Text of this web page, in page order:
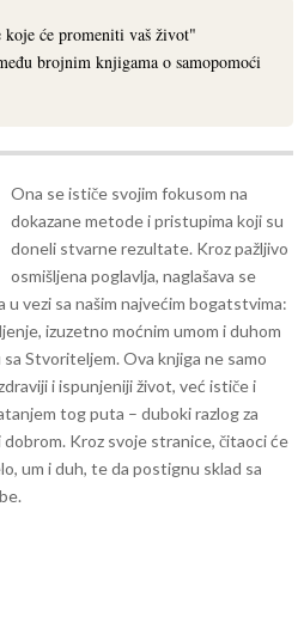
će promeniti vaš život"
brojnim knjigama o samopomoći
Ona se ističe svojim fokusom na
dokazane metode i pristupima koji su
doneli stvarne rezultate. Kroz pažljivo
osmišljena poglavlja, naglašava se
u vezi sa našim najvećim bogatstvima:
izuzetno moćnim umom i duhom
Stvoriteljem. Ova knjiga ne samo
i ispunjeniji život, već ističe i
tog puta – duboki razlog za
Kroz svoje stranice, čitaoci će
um i duh, te da postignu sklad sa